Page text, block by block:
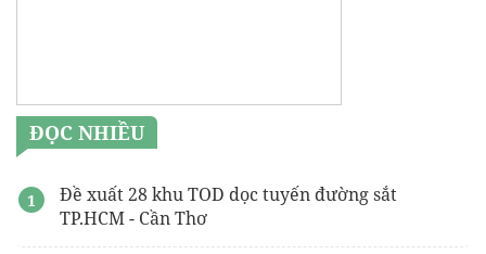
ĐỌC NHIỀU
Đề xuất 28 khu TOD dọc tuyến đường sắt
TP.HCM - Cần Thơ